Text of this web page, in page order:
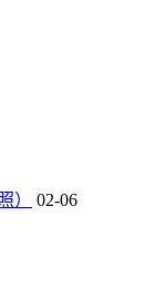
） 02-06